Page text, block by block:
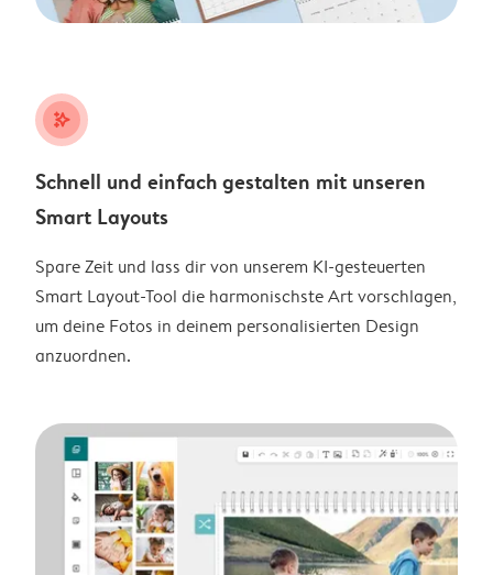
stars_plus
Schnell und einfach gestalten mit unseren
Smart Layouts
Spare Zeit und lass dir von unserem KI-gesteuerten
Smart Layout-Tool die harmonischste Art vorschlagen,
um deine Fotos in deinem personalisierten Design
anzuordnen.